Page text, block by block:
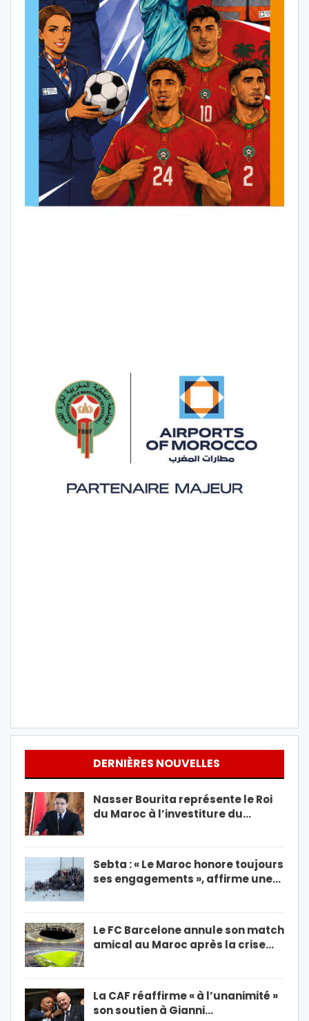
DERNIÈRES NOUVELLES
Nasser Bourita représente le Roi
du Maroc à l’investiture du…
Sebta : « Le Maroc honore toujours
ses engagements », affirme une…
Le FC Barcelone annule son match
amical au Maroc après la crise…
La CAF réaffirme « à l’unanimité »
son soutien à Gianni…